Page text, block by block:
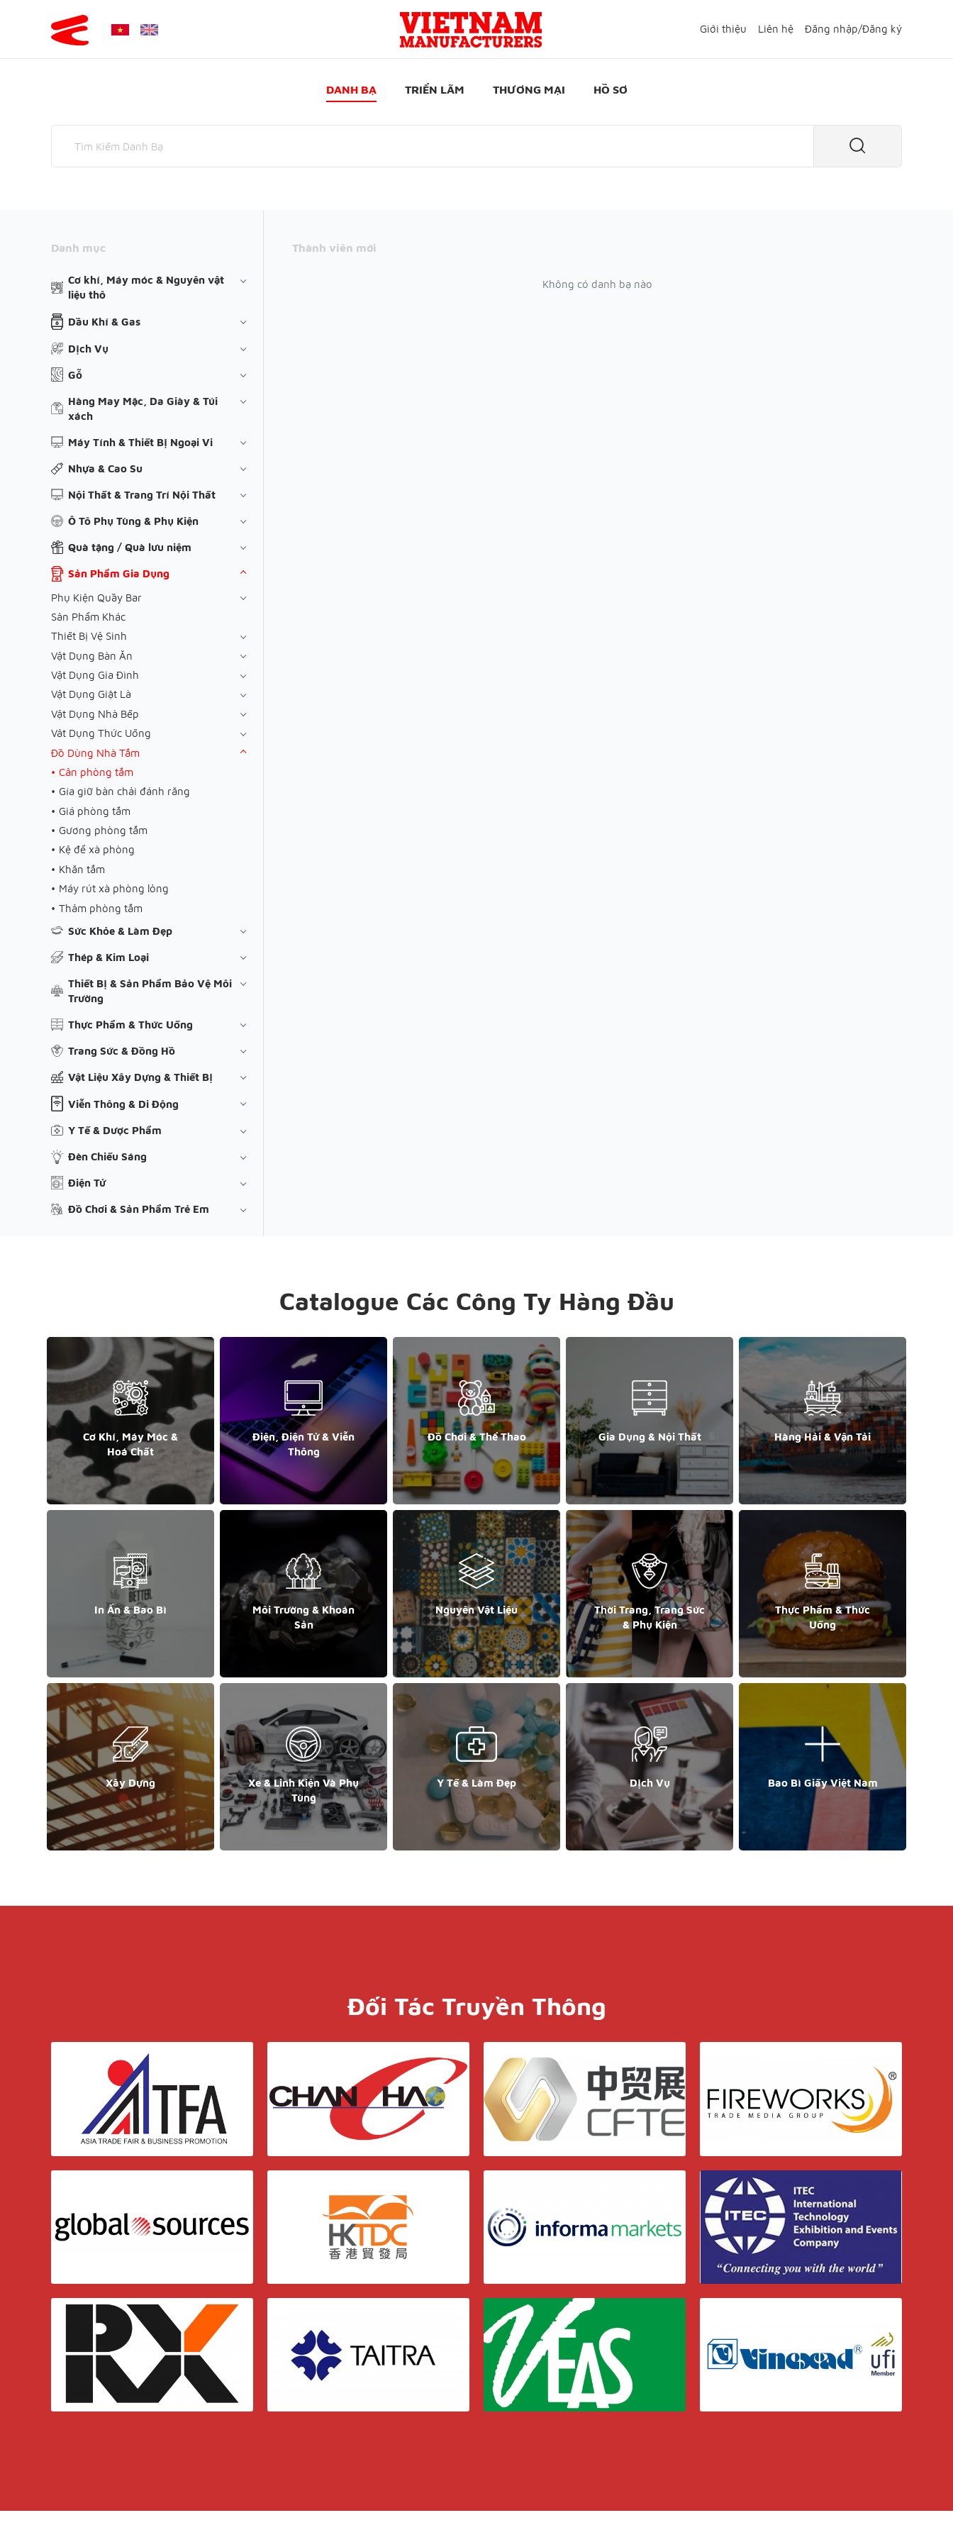
Giới thiệu Liên hệ Đăng nhập/Đăng ký
DANH BẠ TRIỂN LÃM THƯƠNG MẠI HỒ SƠ
Danh mục
Cơ khí, Máy móc & Nguyên vật
liệu thô
Dầu Khí & Gas
Dịch Vụ
Gỗ
Hàng May Mặc, Da Giày & Túi
xách
Máy Tính & Thiết Bị Ngoại Vi
Nhựa & Cao Su
Nội Thất & Trang Trí Nội Thất
Ô Tô Phụ Tùng & Phụ Kiện
Quà tặng / Quà lưu niệm
Sản Phẩm Gia Dụng
Phụ Kiện Quầy Bar
Sản Phẩm Khác
Thiết Bị Vệ Sinh
Vật Dụng Bàn Ăn
Vật Dụng Gia Đình
Vật Dụng Giặt Là
Vật Dụng Nhà Bếp
Vât Dụng Thức Uống
Đồ Dùng Nhà Tắm
Cân phòng tắm
Gía giữ bàn chải đánh răng
Giá phòng tắm
Gương phòng tắm
Kệ để xà phòng
Khăn tắm
Máy rút xà phòng lỏng
Thảm phòng tắm
Sức Khỏe & Làm Đẹp
Thép & Kim Loại
Thiết Bị & Sản Phẩm Bảo Vệ Môi
Trường
Thực Phẩm & Thức Uống
Trang Sức & Đồng Hồ
Vật Liệu Xây Dựng & Thiết Bị
Viễn Thông & Di Động
Y Tế & Dược Phẩm
Đèn Chiếu Sáng
Điện Tử
Đồ Chơi & Sản Phẩm Trẻ Em
Thành viên mới
Không có danh bạ nào
Catalogue Các Công Ty Hàng Đầu
Cơ Khí, Máy Móc &
Hoá Chất
Điện, Điện Tử & Viễn
Thông
Đồ Chơi & Thể Thao Gia Dụng & Nội Thất Hàng Hải & Vận Tải
In Ấn & Bao Bì
Môi Trường & Khoán
Sản
Nguyên Vật Liệu
Thời Trang, Trang Sức
& Phụ Kiện
Thực Phẩm & Thức
Uống
Xây Dựng
Xe & Linh Kiện Và Phụ
Tùng
Y Tế & Làm Đẹp Dịch Vụ Bao Bì Giấy Việt Nam
Đối Tác Truyền Thông